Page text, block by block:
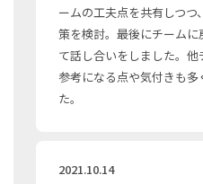
ームの工夫点を共有しつ
策を検討。最後にチーム
て話し合いをしました。
参考になる点や気付きも
た。
2021.10.14